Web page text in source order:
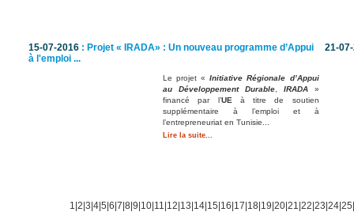
15-07-2016 : Projet « IRADA» : Un nouveau programme d’Appui
à l'emploi ...
Le projet «Initiative Régionale d’Appui
au Développement Durable, IRADA »
financé par l’UE à titre de soutien
supplémentaire à l’emploi et à
l’entrepreneuriat en Tunisie...
Lire la suite...
21-
1 2 3 4| 5 6 7 8| 9 10| 11 12 13 14| 15 16 17 18| 19 20| 21 22 23 24| 25